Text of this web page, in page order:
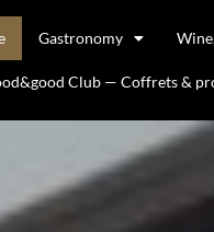
Gastronomy
Club — Coffrets &